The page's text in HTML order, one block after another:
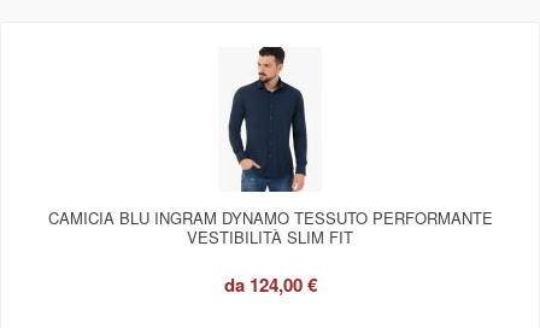
CAMICIA BLU INGRAM DYNAMO TESSUTO PERFORMANTE
VESTIBILITÀ SLIM FIT
da 124,00 €